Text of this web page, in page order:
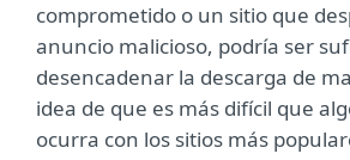
comprometido o un sitio que
anuncio malicioso, podría ser
desencadenar la descarga de
idea de que es más difícil que
ocurra con los sitios más